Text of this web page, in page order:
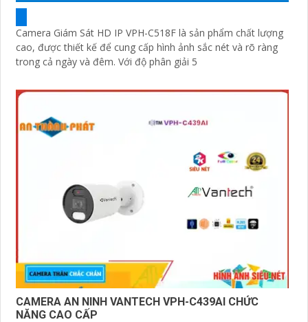
Camera Giám Sát HD IP VPH-C518F là sản phẩm chất lượng
cao, được thiết kế để cung cấp hình ảnh sắc nét và rõ ràng
trong cả ngày và đêm. Với độ phân giải 5
CAMERA AN NINH VANTECH VPH-C439AI CHỨC
NĂNG CAO CẤP